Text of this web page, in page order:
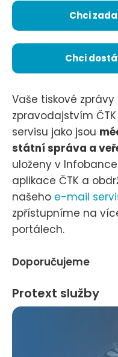
Chci
Chci
Vaše tiskové
zpravodajstvím
servisu jako jsou
státní správa a
uloženy v
aplikace ČTK a
našeho e-mail
zpřístupníme na
portálech.
Doporučujeme
Protext služby